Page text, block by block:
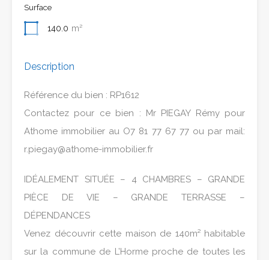
Surface
140.0 m²
Description
Référence du bien : RP1612
Contactez pour ce bien : Mr PIEGAY Rémy pour
Athome immobilier au O7 81 77 67 77 ou par mail:
r.piegay@athome-immobilier.fr
IDÉALEMENT SITUÉE – 4 CHAMBRES – GRANDE
PIÈCE DE VIE – GRANDE TERRASSE –
DÉPENDANCES
Venez découvrir cette maison de 140m² habitable
sur la commune de L’Horme proche de toutes les